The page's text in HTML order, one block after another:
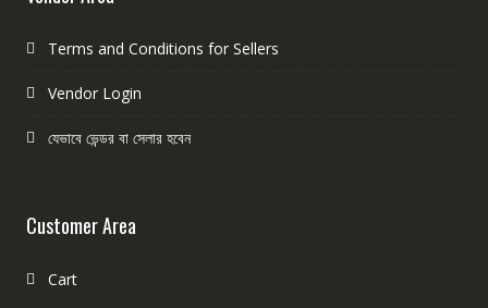
Terms and Conditions for Sellers
Vendor Login
যেভাবে ভেন্ডর বা সেলার হবেন
Customer Area
Cart